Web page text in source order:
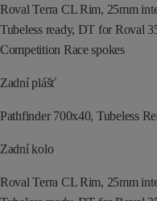
Roval Terra CL Rim, 25mm
Tubeless ready, DT for Roval
Competition Race spokes
Zadní plášť
Pathfinder 700x40, Tubeless
Zadní kolo
Roval Terra CL Rim, 25mm